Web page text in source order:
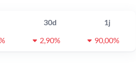
30d
1j
2,90% 90,00%